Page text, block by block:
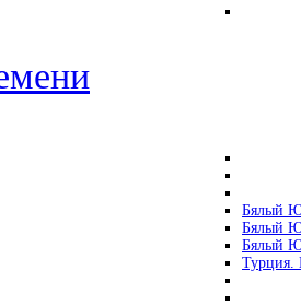
Бялый
Бялый
Бялый
Турция.